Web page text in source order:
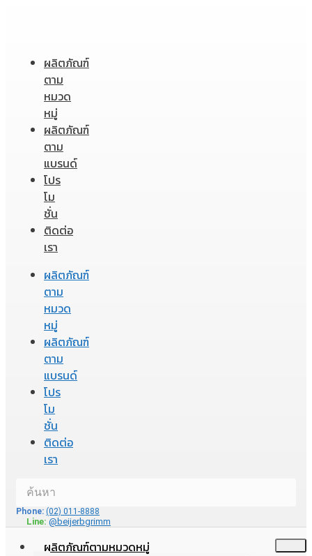
ผลิตภัณฑ์
ตาม
หมวด
หมู่
ผลิตภัณฑ์
ตาม
แบรนด์
โปร
โม
ชั่น
ติดต่อ
เรา
ผลิตภัณฑ์
ตาม
หมวด
หมู่
ผลิตภัณฑ์
ตาม
แบรนด์
โปร
โม
ชั่น
ติดต่อ
เรา
Phone: (02) 011-8888
Line: @beijerbgrimm
ผลิตภัณฑ์ตามหมวดหมู่